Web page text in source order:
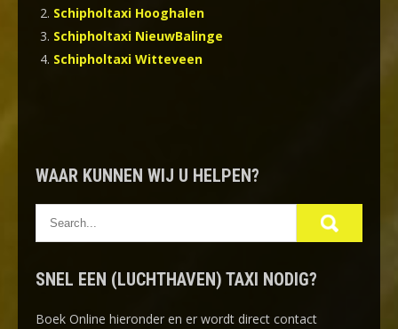
Schipholtaxi Hooghalen
Schipholtaxi NieuwBalinge
Schipholtaxi Witteveen
WAAR KUNNEN WIJ U HELPEN?
SNEL EEN (LUCHTHAVEN) TAXI NODIG?
Boek Online hieronder en er wordt direct contact